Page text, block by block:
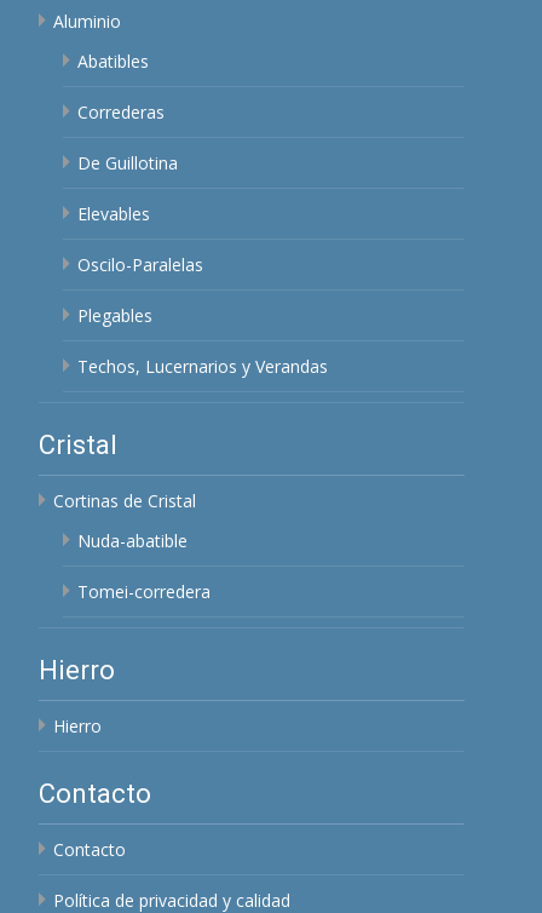
Aluminio
Abatibles
Correderas
De Guillotina
Elevables
Oscilo-Paralelas
Plegables
Techos, Lucernarios y Verandas
Cristal
Cortinas de Cristal
Nuda-abatible
Tomei-corredera
Hierro
Hierro
Contacto
Contacto
Política de privacidad y calidad